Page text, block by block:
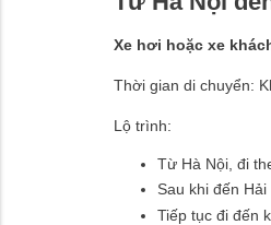
Xe hơi hoặc xe
Thời gian di chuyển:
Lộ trình:
Từ Hà Nội, đi
Sau khi đến
Tiếp tục đi đến